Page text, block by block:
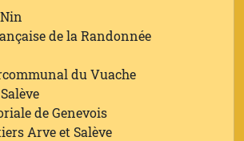
de la Randonnée
du Vuache
de Genevois
Arve et Salève